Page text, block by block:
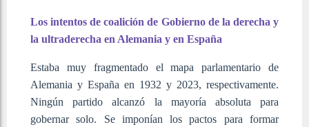
Los intentos de coalición de Gobierno de la derecha y
la ultraderecha en Alemania y en España
Estaba muy fragmentado el mapa parlamentario de
Alemania y España en 1932 y 2023, respectivamente.
Ningún partido alcanzó la mayoría absoluta para
gobernar solo. Se imponían los pactos para formar